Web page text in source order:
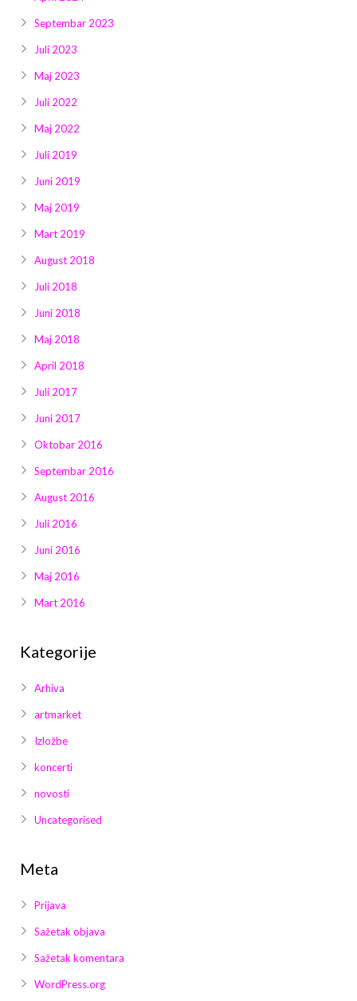
Septembar 2023
Juli 2023
Maj 2023
Juli 2022
Maj 2022
Juli 2019
Juni 2019
Maj 2019
Mart 2019
August 2018
Juli 2018
Juni 2018
Maj 2018
April 2018
Juli 2017
Juni 2017
Oktobar 2016
Septembar 2016
August 2016
Juli 2016
Juni 2016
Maj 2016
Mart 2016
Kategorije
Arhiva
artmarket
Izložbe
koncerti
novosti
Uncategorised
Meta
Prijava
Sažetak objava
Sažetak komentara
WordPress.org